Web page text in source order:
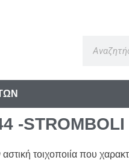
-STROMBOLI
τοιχοποιία που